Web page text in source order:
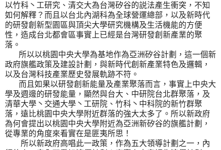
以竹科丶工研究、清交大為台灣矽谷的説法產生衝突，不知
如何解釋？而且以台北內湖科為全球營運總部，以及新時代
的研發創新型園區與頂尖大學研究機構及生活機能的方便
性，造成台北都會區事實上已經是台灣研發創新產業的聚
落。
所以以桃園中央大學為基地作為亞洲矽谷計劃，這一個新
政府旗艦政策及建設計劃，與新時代創新產業特色及邏輯，
以及台灣科技產業歷史發展軌跡不符。
而且如果以研發創新能量及產業聚落而言，事實上中央大
學及週邊的研發能量，顯然與台大、中研院台北群聚落，及
清華大學丶交通大學丶工研院、竹科丶中科院的新竹群聚
落，遠比桃園中央大學附近群落的強大太多了。所以新政府
為何會提出以桃園中央大學附近為亞洲新矽谷的旗艦計劃，
從專業的角度來看實在是匪夷所思！
所以新政府高唱此一政策，作為五大領導計劃之一，內